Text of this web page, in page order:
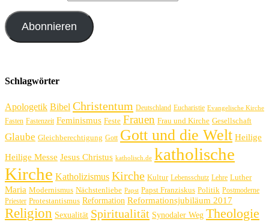
Abonnieren
Schlagwörter
Apologetik Bibel Christentum Deutschland Eucharistie Evangelische Kirche
Fasten Fastenzeit Feminismus Feste Frauen Frau und Kirche Gesellschaft
Glaube Gleichberechtigung Gott Gott und die Welt Heilige
Heilige Messe Jesus Christus katholisch.de katholische
Kirche Katholizismus Kirche Kultur Lebensschutz Lehre Luther
Maria Modernismus Nächstenliebe Papst Papst Franziskus Politik Postmoderne
Priester Protestantismus Reformation Reformationsjubiläum 2017
Religion Sexualität Spiritualität Synodaler Weg Theologie